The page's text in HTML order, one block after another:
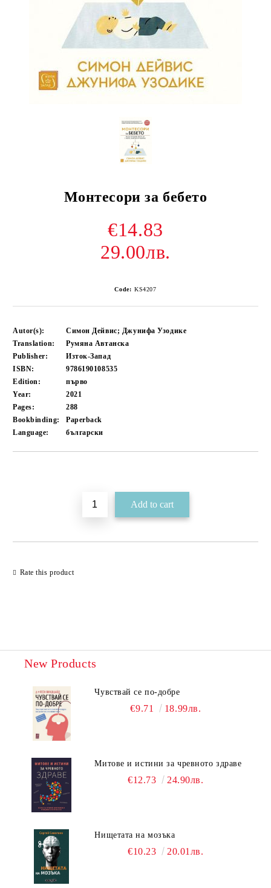
Монтесори за бебето
€14.83
29.00лв.
Code: KS4207
Autor(s):
Симон Дейвис; Джунифа Узодике
Translation:
Румяна Автанска
Publisher:
Изток-Запад
ISBN:
9786190108535
Edition:
първо
Year:
2021
Pages:
288
Bookbinding:
Paperback
Language:
български
Rate this product
New Products
Чувствай се по-добре
€9.71 18.99лв.
Митове и истини за чревното здраве
€12.73 24.90лв.
Нищетата на мозъка
€10.23 20.01лв.